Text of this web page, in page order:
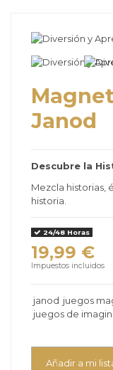
Janod
Descubre la
Mezcla historias,
historia.
24/48 Horas
19,99 €
Impuestos incluidos
janod juegos
juegos de
Añadir a mi